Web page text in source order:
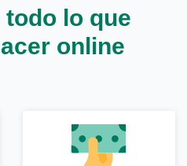
lo que
online